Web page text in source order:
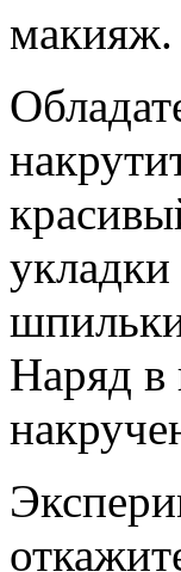
макияж.
Наряд в